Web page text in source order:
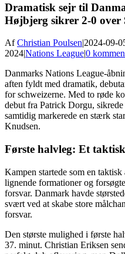
Dramatisk sejr til
Højbjerg sikrer 2-0 over
AfChristian Poulsen|2024-09-
2024|Nations League|0
Danmarks Nations League-
aften fyldt med dramatik,
for schweizerne. Med to røde
debut fra Patrick Dorgu,
samtidig markerede en stærk
Knudsen.
Første halvleg: Et
Kampen startede som en
lignende formationer og
forsvar. Danmark havde
svært ved at skabe store
forsvar.
Den største mulighed i første
37. minut. Christian Eriksen